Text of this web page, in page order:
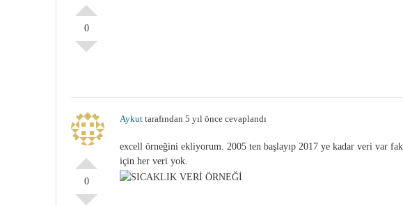
0
0
Aykut tarafından 5 yıl önce cevaplandı
excell örneğini ekliyorum. 2005 ten başlayıp 2017 ye kadar veri var
için her veri yok.